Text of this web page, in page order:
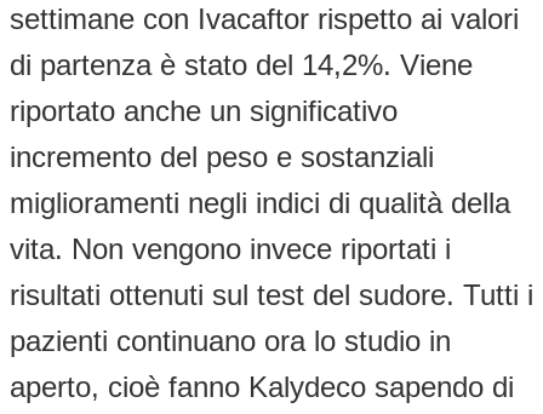
settimane con Ivacaftor rispetto ai valori
di partenza è stato del 14,2%. Viene
riportato anche un significativo
incremento del peso e sostanziali
miglioramenti negli indici di qualità della
vita. Non vengono invece riportati i
risultati ottenuti sul test del sudore. Tutti i
pazienti continuano ora lo studio in
aperto, cioè fanno Kalydeco sapendo di